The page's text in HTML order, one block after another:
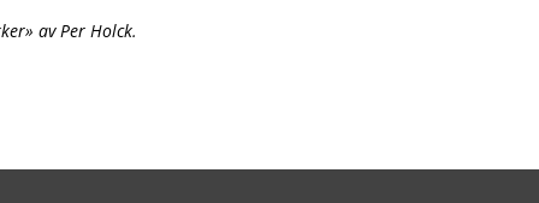
av Per Holck.